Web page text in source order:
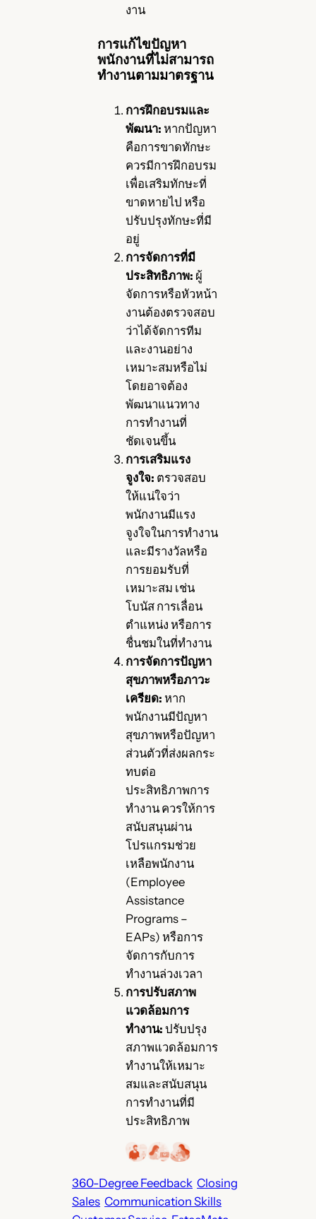
งาน
การแก้ไขปัญหา
พนักงานที่ไม่สามารถ
ทำงานตามมาตรฐาน
การฝึกอบรมและ
พัฒนา: หากปัญหา
คือการขาดทักษะ
ควรมีการฝึกอบรม
เพื่อเสริมทักษะที่
ขาดหายไป หรือ
ปรับปรุงทักษะที่มี
อยู่
การจัดการที่มี
ประสิทธิภาพ: ผู้
จัดการหรือหัวหน้า
งานต้องตรวจสอบ
ว่าได้จัดการทีม
และงานอย่าง
เหมาะสมหรือไม่
โดยอาจต้อง
พัฒนาแนวทาง
การทำงานที่
ชัดเจนขึ้น
การเสริมแรง
จูงใจ: ตรวจสอบ
ให้แน่ใจว่า
พนักงานมีแรง
จูงใจในการทำงาน
และมีรางวัลหรือ
การยอมรับที่
เหมาะสม เช่น
โบนัส การเลื่อน
ตำแหน่ง หรือการ
ชื่นชมในที่ทำงาน
การจัดการปัญหา
สุขภาพหรือภาวะ
เครียด: หาก
พนักงานมีปัญหา
สุขภาพหรือปัญหา
ส่วนตัวที่ส่งผลกระ
ทบต่อ
ประสิทธิภาพการ
ทำงาน ควรให้การ
สนับสนุนผ่าน
โปรแกรมช่วย
เหลือพนักงาน
(Employee
Assistance
Programs –
EAPs) หรือการ
จัดการกับการ
ทำงานล่วงเวลา
การปรับสภาพ
แวดล้อมการ
ทำงาน: ปรับปรุง
สภาพแวดล้อมการ
ทำงานให้เหมาะ
สมและสนับสนุน
การทำงานที่มี
ประสิทธิภาพ
360-Degree Feedback Closing
Sales Communication Skills